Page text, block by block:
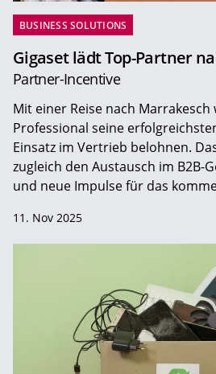
BUSINESS SOLUTIONS
Gigaset lädt Top-Partner
Partner-Incentive
Mit einer Reise nach Marrakesch
Professional seine
Einsatz im Vertrieb belohnen.
zugleich den Austausch im B2B-
und neue Impulse für das
11. Nov 2025